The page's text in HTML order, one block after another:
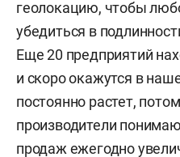
геолокацию, чтобы
убедиться в
Еще 20 предприятий
и скоро окажутся в
постоянно растет,
производители
продаж ежегодно